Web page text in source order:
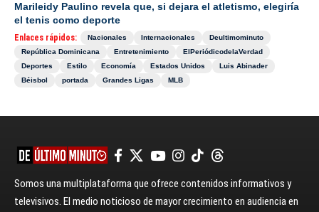
Marileidy Paulino revela que, si dejara el atletismo, elegiría
el tenis como deporte
Enlaces rápidos: Nacionales Internacionales
Deultimominuto
República Dominicana
Entretenimiento
ElPeriódicodelaVerdad
Deportes
Estilo Economía Estados Unidos
Luis Abinader
Béisbol
portada Grandes Ligas MLB
Somos una multiplataforma que ofrece contenidos informativos y
televisivos. El medio noticioso de mayor crecimiento en audiencia en